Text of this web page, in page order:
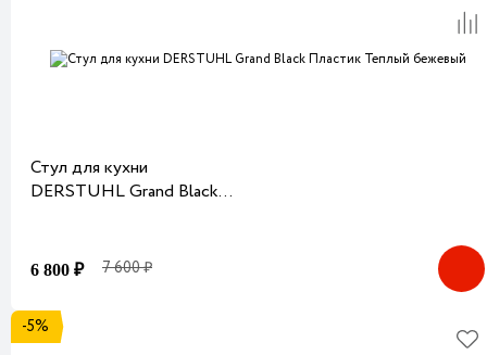
Стул для кухни
DERSTUHL Grand Black
6 800 ₽ 7 600 ₽
-5%